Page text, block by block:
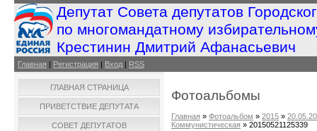
Депутат Совета депутатов
по многомандатному
Крестинин Дмитрий Афанасьевич
Главная | Регистрация | Вход | RSS
ГЛАВНАЯ СТРАНИЦА
ПРИВЕТСТВИЕ ДЕПУТАТА
СОВЕТ ДЕПУТАТОВ
Фотоальбомы
Главная » Фотоальбом » 2015 »
Коммунистическая » 20150521125339